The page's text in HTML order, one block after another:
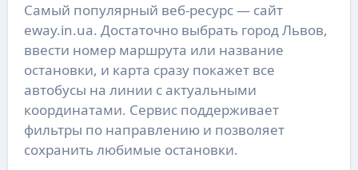
Самый популярный веб-ресурс — сайт
eway.in.ua. Достаточно выбрать город Львов,
ввести номер маршрута или название
остановки, и карта сразу покажет все
автобусы на линии с актуальными
координатами. Сервис поддерживает
фильтры по направлению и позволяет
сохранить любимые остановки.